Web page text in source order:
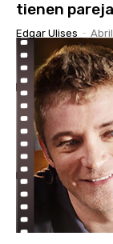
tienen
Edgar Ulises -